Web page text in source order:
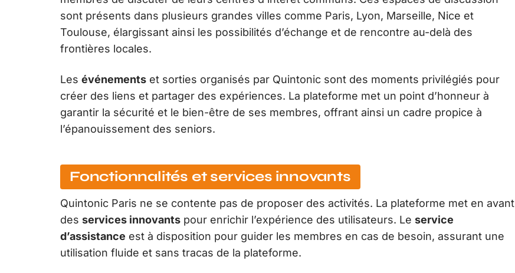
sont présents dans plusieurs grandes villes comme Paris, Lyon, Marseille, Nice et
Toulouse, élargissant ainsi les possibilités d’échange et de rencontre au-delà des
frontières locales.
Les événements et sorties organisés par Quintonic sont des moments privilégiés pour
créer des liens et partager des expériences. La plateforme met un point d’honneur à
garantir la sécurité et le bien-être de ses membres, offrant ainsi un cadre propice à
l’épanouissement des seniors.
Fonctionnalités et services innovants
Quintonic Paris ne se contente pas de proposer des activités. La plateforme met en avant
des services innovants pour enrichir l’expérience des utilisateurs. Le service
d’assistance est à disposition pour guider les membres en cas de besoin, assurant une
utilisation fluide et sans tracas de la plateforme.